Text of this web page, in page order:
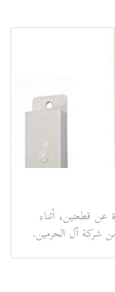
عن قطعتين، أثناء
شركة آل الحرمين.